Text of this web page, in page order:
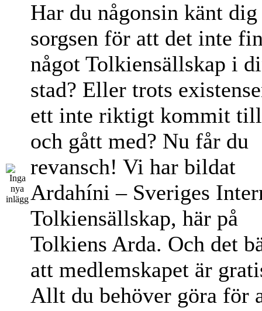
Har du någonsin känt dig
sorgsen för att det inte
något Tolkiensällskap i
stad? Eller trots
ett inte riktigt kommit
och gått med? Nu får du
revansch! Vi har bildat
Ardahíni – Sveriges
Tolkiensällskap, här på
Tolkiens Arda. Och det
att medlemskapet är
Allt du behöver göra för